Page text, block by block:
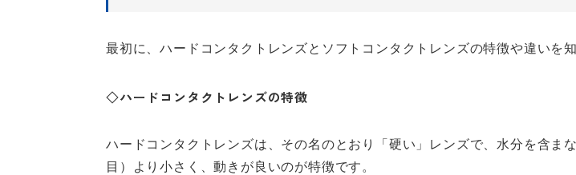
最初に、ハードコンタクトレンズとソフトコンタクトレンズの特徴や違いを
◇ハードコンタクトレンズの特徴
ハードコンタクトレンズは、その名のとおり「硬い」レンズで、水分を含ま
目）より小さく、動きが良いのが特徴です。